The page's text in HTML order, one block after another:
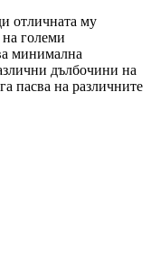
отличната му
големи
минимална
дълбочини на
пасва на различните